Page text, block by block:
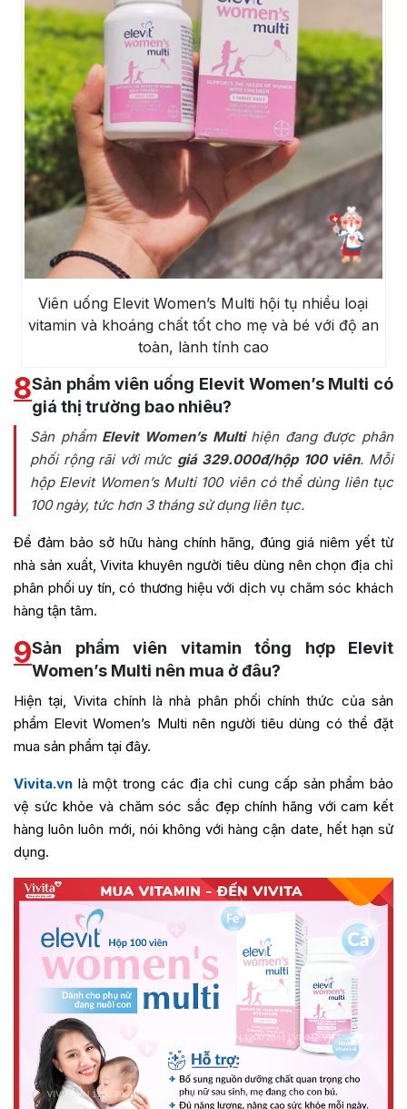
Viên uống Elevit Women’s Multi hội tụ nhiều loại
vitamin và khoáng chất tốt cho mẹ và bé với độ an
toàn, lành tính cao
8Sản phẩm viên uống Elevit Women’s Multi có
giá thị trường bao nhiêu?
Sản phẩm Elevit Women’s Multihiện đang được phân
phối rộng rãi với mức giá 329.000đ/hộp 100 viên. Mỗi
hộp Elevit Women’s Multi 100 viên có thể dùng liên tục
100 ngày, tức hơn 3 tháng sử dụng liên tục.
Để đảm bảo sở hữu hàng chính hãng, đúng giá niêm yết từ
nhà sản xuất, Vivita khuyên người tiêu dùng nên chọn địa chỉ
phân phối uy tín, có thương hiệu với dịch vụ chăm sóc khách
hàng tận tâm.
9Sản phẩm viên vitamin tổng hợp Elevit
Women’s Multi nên mua ở đâu?
Hiện tại, Vivita chính là nhà phân phối chính thức của sản
phẩm Elevit Women’s Multi nên người tiêu dùng có thể đặt
mua sản phẩm tại đây.
Vivita.vn là một trong các địa chỉ cung cấp sản phẩm bảo
vệ sức khỏe và chăm sóc sắc đẹp chính hãng với cam kết
hàng luôn luôn mới, nói không với hàng cận date, hết hạn sử
dụng.